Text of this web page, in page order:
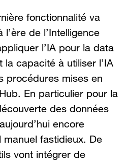
fonctionnalité va
de l’Intelligence
l’IA pour la data
la capacité à utiliser l’IA
procédures mises en
En particulier pour la
des données
encore
fastidieux. De
vont intégrer de